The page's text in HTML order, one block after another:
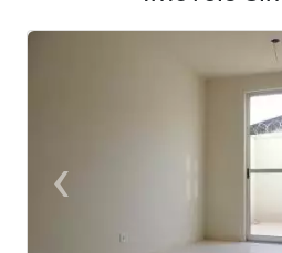
‹Previous